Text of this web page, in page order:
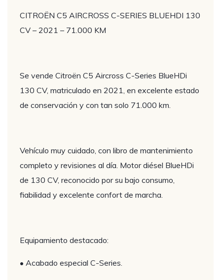
CITROËN C5 AIRCROSS C-SERIES BLUEHDI 130
CV – 2021 – 71.000 KM
Se vende Citroën C5 Aircross C-Series BlueHDi
130 CV, matriculado en 2021, en excelente estado
de conservación y con tan solo 71.000 km.
Vehículo muy cuidado, con libro de mantenimiento
completo y revisiones al día. Motor diésel BlueHDi
de 130 CV, reconocido por su bajo consumo,
fiabilidad y excelente confort de marcha.
Equipamiento destacado:
• Acabado especial C-Series.